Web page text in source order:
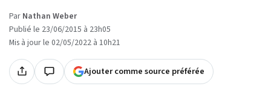
Par Nathan Weber
Publié le 23/06/2015 à 23h05
Mis à jour le 02/05/2022 à 10h21
Ajouter comme source préférée